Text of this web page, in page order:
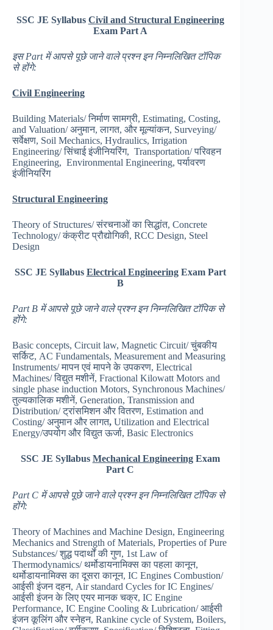
SSC JE Syllabus Civil and Structural Engineering
Exam Part A
इसPart में आपसे पूछे जाने वाले प्रश्न इन निम्नलिखित टॉपिक
से होंगे:
Civil Engineering
Building Materials/ निर्माण सामग्री, Estimating, Costing,
and Valuation/ अनुमान, लागत, और मूल्यांकन, Surveying/
सर्वेक्षण, Soil Mechanics, Hydraulics, Irrigation
Engineering/ सिंचाई इंजीनियरिंग, Transportation/ परिवहन
Engineering, Environmental Engineering, पर्यावरण
इंजीनियरिंग
Structural Engineering
Theory of Structures/ संरचनाओं का सिद्धांत, Concrete
Technology/ कंक्रीट प्रौद्योगिकी, RCC Design, Steel
Design
SSC JE Syllabus Electrical EngineeringExam Part
B
Part B में आपसे पूछे जाने वाले प्रश्न इन निम्नलिखित टॉपिक से
होंगे:
Basic concepts, Circuit law, Magnetic Circuit/ चुंबकीय
सर्किट, AC Fundamentals, Measurement and Measuring
Instruments/ मापन एवं मापने के उपकरण, Electrical
Machines/ विद्युत मशीनें, Fractional Kilowatt Motors and
single phase induction Motors, Synchronous Machines/
तुल्यकालिक मशीनें, Generation, Transmission and
Distribution/ ट्रांसमिशन और वितरण, Estimation and
Costing/ अनुमान और लागत, Utilization and Electrical
Energy/उपयोग और विद्युत ऊर्जा, Basic Electronics
SSC JE Syllabus Mechanical EngineeringExam
Part C
Part C में आपसे पूछे जाने वाले प्रश्न इन निम्नलिखित टॉपिक से
होंगे:
Theory of Machines and Machine Design, Engineering
Mechanics and Strength of Materials, Properties of Pure
Substances/ शुद्ध पदार्थों की गुण, 1st Law of
Thermodynamics/ थर्मोडायनामिक्स का पहला कानून,
थर्मोडायनामिक्स का दूसरा कानून, IC Engines Combustion/
आईसी इंजन दहन, Air standard Cycles for IC Engines/
आईसी इंजन के लिए एयर मानक चक्र, IC Engine
Performance, IC Engine Cooling & Lubrication/ आईसी
इंजन कूलिंग और स्नेहन, Rankine cycle of System, Boilers,